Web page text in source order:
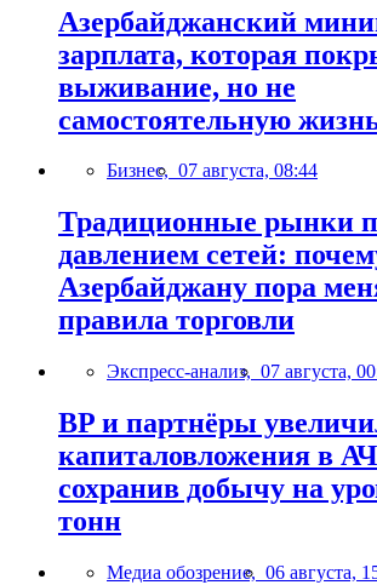
Азербайджанский
зарплата, которая
выживание, но не
самостоятельную
Бизнес, 07 августа, 08:44
Традиционные рынки
давлением сетей:
Азербайджану пора
правила торговли
Экспресс-анализ, 07 августа,
BP и партнёры
капиталовложения в
сохранив добычу на
тонн
Медиа обозрение, 06 августа,